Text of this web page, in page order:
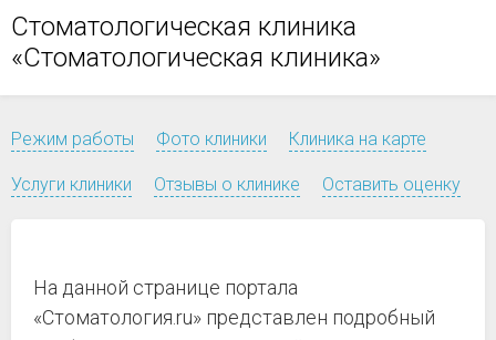
Стоматологическая клиника
«Стоматологическая клиника»
Режим работы Фото клиники Клиника на карте
Услуги клиники Отзывы о клинике Оставить оценку
На данной странице портала
«Стоматология.ru» представлен подробный